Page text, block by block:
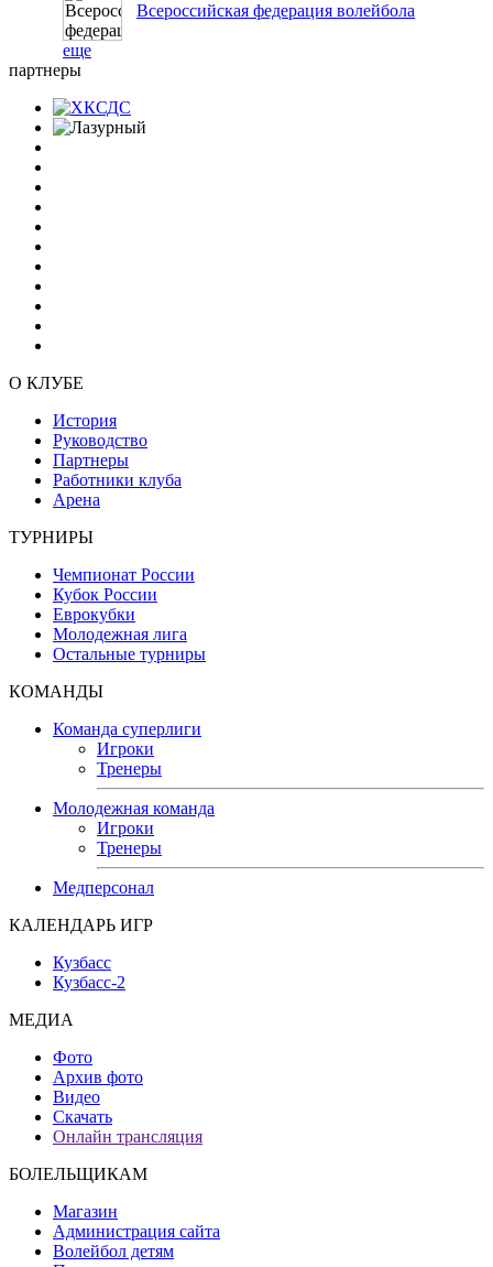
Всероссийская федерация волейбола
еще
партнеры
О КЛУБЕ
История
Руководство
Партнеры
Работники клуба
Арена
ТУРНИРЫ
Чемпионат России
Кубок России
Еврокубки
Молодежная лига
Остальные турниры
КОМАНДЫ
Команда суперлиги
Игроки
Тренеры
Молодежная команда
Игроки
Тренеры
Медперсонал
КАЛЕНДАРЬ ИГР
Кузбасс
Кузбасс-2
МЕДИА
Фото
Архив фото
Видео
Скачать
Онлайн трансляция
БОЛЕЛЬЩИКАМ
Магазин
Администрация сайта
Волейбол детям